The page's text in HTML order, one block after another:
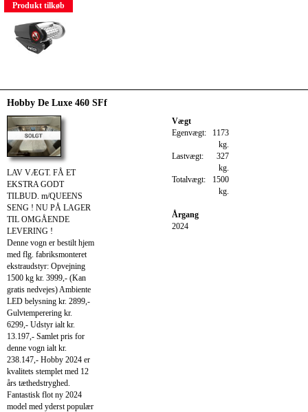
Produkt tilkøb
Hobby De Luxe 460 SFf
LAV VÆGT. FÅ ET
EKSTRA GODT
TILBUD. m/QUEENS
SENG ! NU PÅ LAGER
TIL OMGÅENDE
LEVERING !
Denne vogn er bestilt hjem
med flg. fabriksmonteret
ekstraudstyr: Opvejning
1500 kg kr. 3999,- (Kan
gratis nedvejes) Ambiente
LED belysning kr. 2899,-
Gulvtemperering kr.
6299,- Udstyr ialt kr.
13.197,- Samlet pris for
denne vogn ialt kr.
238.147,- Hobby 2024 er
kvalitets stemplet med 12
års tæthedstryghed.
Fantastisk flot ny 2024
model med yderst populær
Vægt
Egenvægt: 1173
kg.
Lastvægt:
327
kg.
Totalvægt:
1500
kg.
Årgang
2024